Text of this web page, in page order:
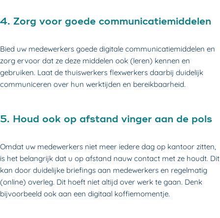
4. Zorg voor goede communicatiemiddelen
Bied uw medewerkers goede digitale communicatiemiddelen en
zorg ervoor dat ze deze middelen ook (leren) kennen en
gebruiken. Laat de thuiswerkers flexwerkers daarbij duidelijk
communiceren over hun werktijden en bereikbaarheid.
5. Houd ook op afstand vinger aan de pols
Omdat uw medewerkers niet meer iedere dag op kantoor zitten,
is het belangrijk dat u op afstand nauw contact met ze houdt. Dit
kan door duidelijke briefings aan medewerkers en regelmatig
(online) overleg. Dit hoeft niet altijd over werk te gaan. Denk
bijvoorbeeld ook aan een digitaal koffiemomentje.